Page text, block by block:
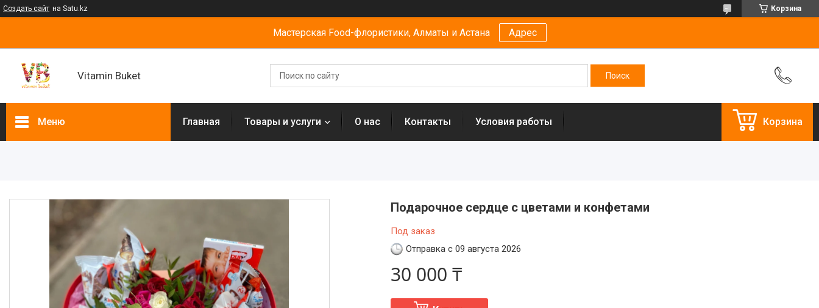
Создать сайт на Satu.kz Корзина
Мастерская Food-флористики, Алматы и Астана Адрес
Vitamin Buket
Меню
Фруктовые букеты
Букеты из сухофруктов
Клубничные букеты
Ящики подарочные
Букеты из сладостей
Корзины
Подарочные боксы, коробки
Главная Товары и услуги О нас Контакты Условия работы Корзина
Подарочное сердце с цветами и конфетами
Под заказ
Отправка с 09 августа 2026
30 000 ₸